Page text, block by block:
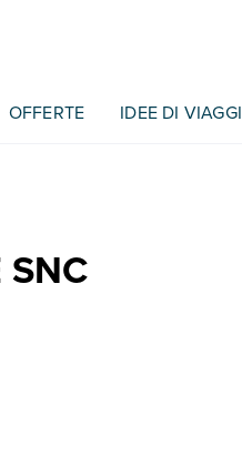
OFFERTE IDEE DI
SNC